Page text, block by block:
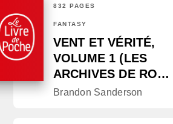
832 PAGES
FANTASY
VENT ET VÉRITÉ,
VOLUME 1 (LES
ARCHIVES DE RO…
Brandon Sanderson